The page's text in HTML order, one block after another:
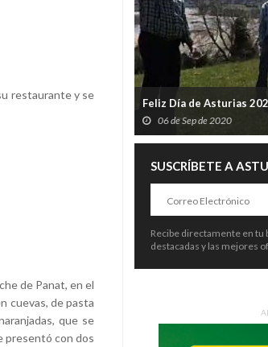
restaurante y se
de Panat, en el
cuevas, de pasta
que se
presentó con dos
Feliz Día de Asturias
06 de Sep de 2020
SUSCRÍBETE A
Recibe directamente en tu
destacadas y las mejores